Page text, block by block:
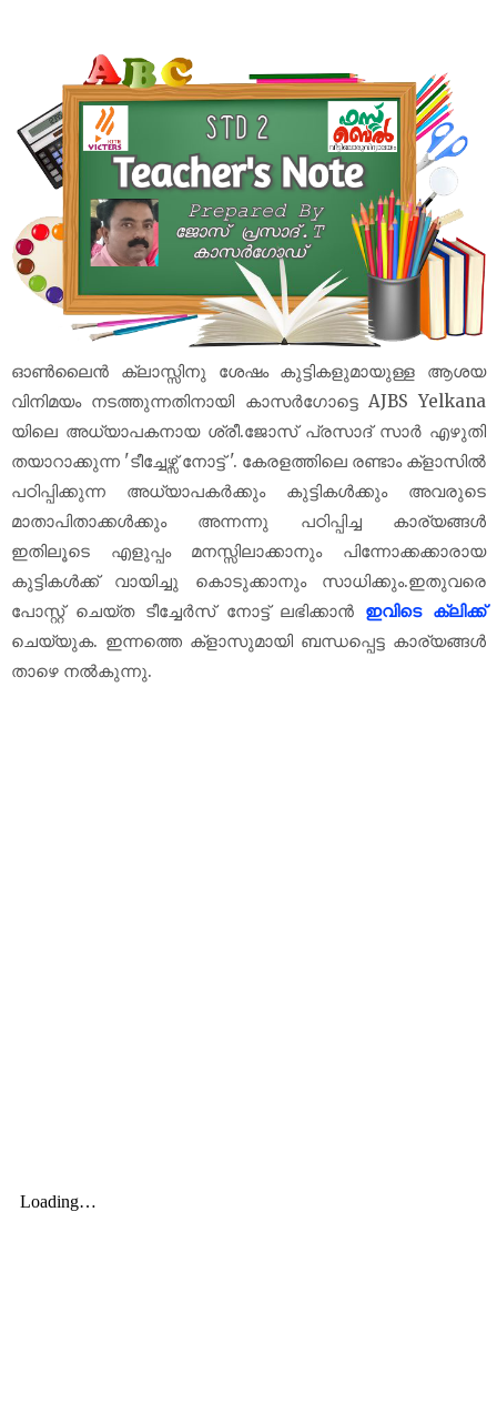
ഓൺലൈൻ ക്ലാസ്സിനു ശേഷം കുട്ടികളുമായുള്ള ആശയ
വിനിമയം നടത്തുന്നതിനായി കാസർഗോട്ടെ AJBS Yelkana
യിലെ അധ്യാപകനായ ശ്രീ.ജോസ് പ്രസാദ് സാർ എഴുതി
തയാറാക്കുന്ന 'ടീച്ചേഴ്സ് നോട്ട് '. കേരളത്തിലെ രണ്ടാം ക്‌ളാസിൽ
പഠിപ്പിക്കുന്ന അധ്യാപകർക്കും കുട്ടികൾക്കും അവരുടെ
മാതാപിതാക്കൾക്കും അന്നന്നു പഠിപ്പിച്ച കാര്യങ്ങൾ
ഇതിലൂടെ എളുപ്പം മനസ്സിലാക്കാനും പിന്നോക്കക്കാരായ
കുട്ടികൾക്ക് വായിച്ചു കൊടുക്കാനും സാധിക്കും.ഇതുവരെ
പോസ്റ്റ് ചെയ്ത ടീച്ചേർസ് നോട്ട് ലഭിക്കാൻ ഇവിടെ ക്ലിക്ക്
ചെയ്യുക. ഇന്നത്തെ ക്‌ളാസുമായി ബന്ധപ്പെട്ട കാര്യങ്ങൾ
താഴെ നൽകുന്നു.